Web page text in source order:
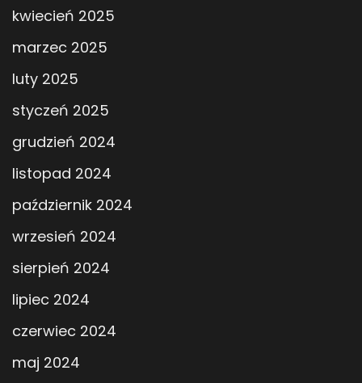
kwiecień 2025
marzec 2025
luty 2025
styczeń 2025
grudzień 2024
listopad 2024
październik 2024
wrzesień 2024
sierpień 2024
lipiec 2024
czerwiec 2024
maj 2024